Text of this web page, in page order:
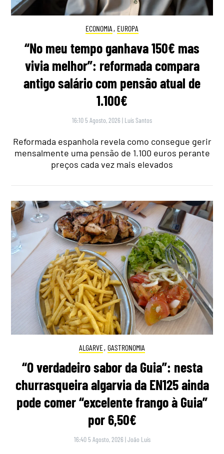
ECONOMIA , EUROPA
“No meu tempo ganhava 150€ mas
vivia melhor”: reformada compara
antigo salário com pensão atual de
1.100€
16:10 5 Agosto, 2026 | Luís Santos
Reformada espanhola revela como consegue gerir
mensalmente uma pensão de 1.100 euros perante
preços cada vez mais elevados
ALGARVE, GASTRONOMIA
“O verdadeiro sabor da Guia”: nesta
churrasqueira algarvia da EN125 ainda
pode comer “excelente frango à Guia”
por 6,50€
16:40 5 Agosto, 2026 |João Luís